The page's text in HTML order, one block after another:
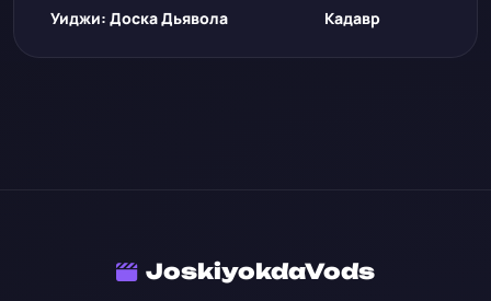
Уиджи: Доска Дьявола Кадавр
JoskiyokdaVods